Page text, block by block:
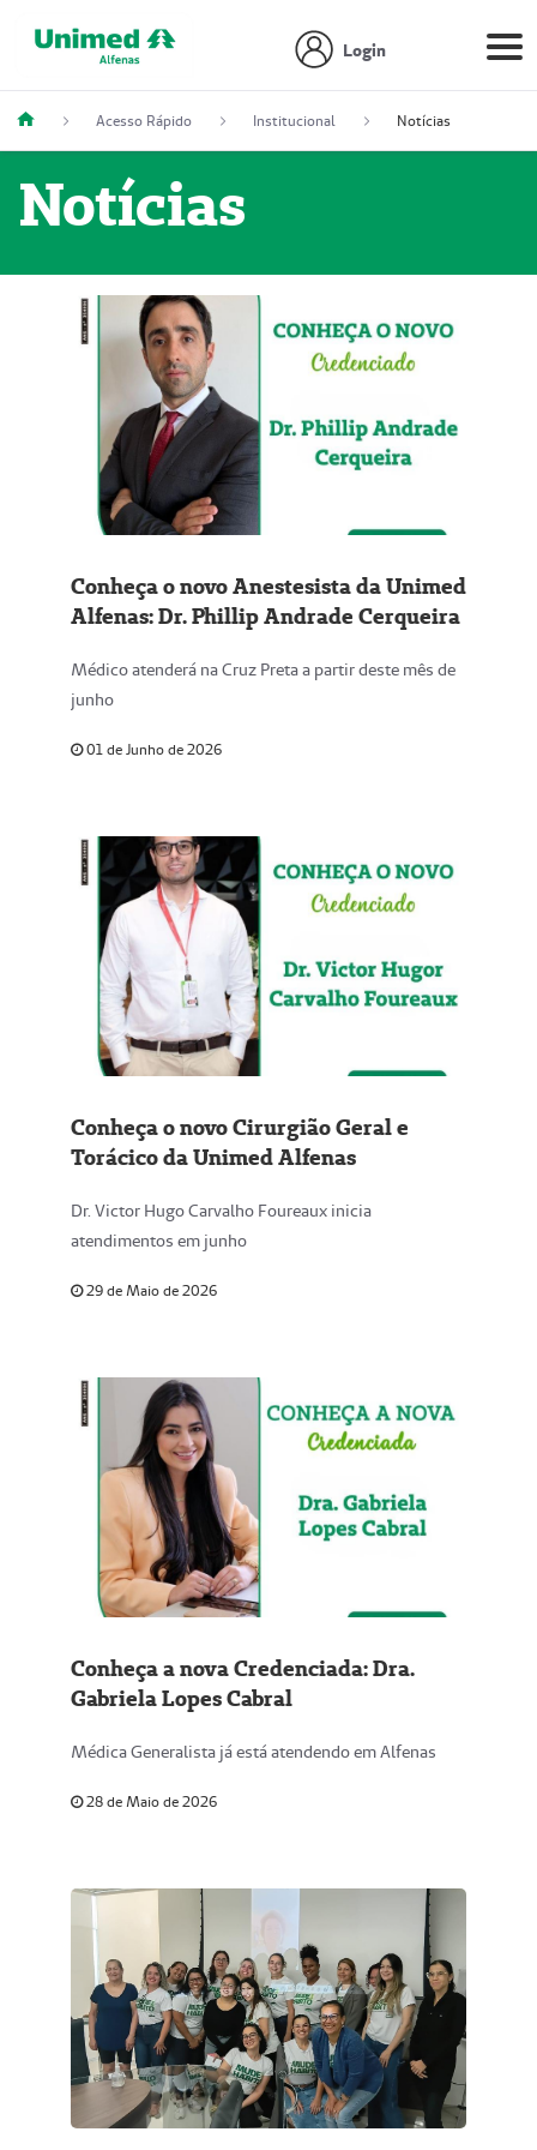
Login
Acesso Rápido Institucional Notícias
Notícias
Conheça o novo Anestesista da Unimed
Alfenas: Dr. Phillip Andrade Cerqueira
Médico atenderá na Cruz Preta a partir deste mês de
junho
01 de Junho de 2026
Conheça o novo Cirurgião Geral e
Torácico da Unimed Alfenas
Dr. Victor Hugo Carvalho Foureaux inicia
atendimentos em junho
29 de Maio de 2026
Conheça a nova Credenciada: Dra.
Gabriela Lopes Cabral
Médica Generalista já está atendendo em Alfenas
28 de Maio de 2026